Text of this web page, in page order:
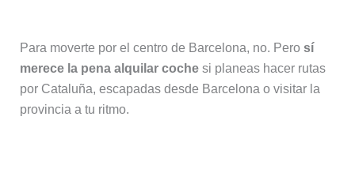
Para moverte por el centro de Barcelona, no. Pero sí
merece la pena alquilar cochesi planeas hacer rutas
por Cataluña, escapadas desde Barcelona o visitar la
provincia a tu ritmo.